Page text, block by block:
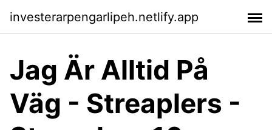
investerarpengarlipeh.netlify.app
Jag Är Alltid På
Väg - Streaplers -